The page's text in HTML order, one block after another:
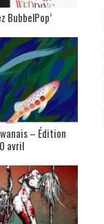
BubbelPop’
– Édition
avril